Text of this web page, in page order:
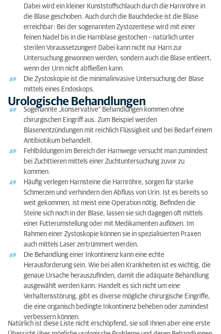
Dabei wird ein kleiner Kunststoffschlauch durch die Harnröhre in
die Blase geschoben. Auch durch die Bauchdecke ist die Blase
erreichbar: Bei der sogenannten Zystozentese wird mit einer
feinen Nadel bis in die Harnblase gestochen – natürlich unter
sterilen Voraussetzungen! Dabei kann nicht nur Harn zur
Untersuchung gewonnen werden, sondern auch die Blase entleert,
wenn der Urin nicht abfließen kann.
Die Zystoskopie ist die minimalinvasive Untersuchung der Blase
mittels eines Endoskops.
Urologische Behandlungen
Sogenannte „konservative“ Behandlungen kommen ohne
chirurgischen Eingriff aus. Zum Beispiel werden
Blasenentzündungen mit reichlich Flüssigkeit und bei Bedarf einem
Antibiotikum behandelt.
Fehlbildungen im Bereich der Harnwege versucht man zumindest
bei Zuchttieren mittels einer Zuchtuntersuchung zuvor zu
kommen.
Häufig verlegen Harnsteine die Harnröhre, sorgen für starke
Schmerzen und verhindern den Abfluss von Urin. Ist es bereits so
weit gekommen, ist meist eine Operation nötig. Befinden die
Steine sich noch in der Blase, lassen sie sich dagegen oft mittels
einer Futterumstellung oder mit Medikamenten auflösen. Im
Rahmen einer Zystoskopie können sie in spezialisierten Praxen
auch mittels Laser zertrümmert werden.
Die Behandlung einer Inkontinenz kann eine echte
Herausforderung sein. Wie bei allen Krankheiten ist es wichtig, die
genaue Ursache herauszufinden, damit die adäquate Behandlung
ausgewählt werden kann. Handelt es sich nicht um eine
Verhaltensstörung, gibt es diverse mögliche chirurgische Eingriffe,
die eine organisch bedingte Inkontinenz beheben oder zumindest
verbessern können.
Natürlich ist diese Liste nicht erschöpfend, sie soll Ihnen aber eine erste